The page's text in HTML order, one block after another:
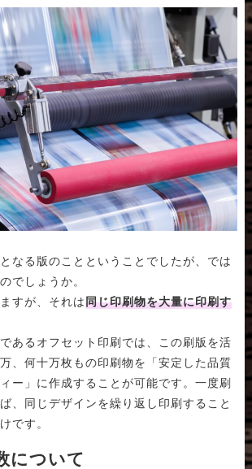
なる版のことということでしたが、では
でしょうか。
すが、それは同じ印刷物を大量に印刷す
あるオフセット印刷では、この刷版を活
、何十万枚もの印刷物を「安定した品質
ー」に作成することが可能です。一度刷
、同じデザインを繰り返し印刷すること
です。
について